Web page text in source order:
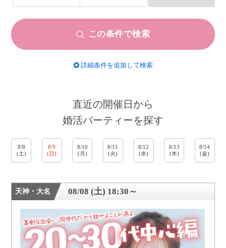
この条件で検索
詳細条件を追加して検索
直近の開催日から
婚活パーティーを探す
8/8
(土)
8/9
(日)
8/10
(月)
8/11
(火)
8/12
(水)
8/13
(木)
8/14
(金)
天神・大名 08/08 (土) 18:30～